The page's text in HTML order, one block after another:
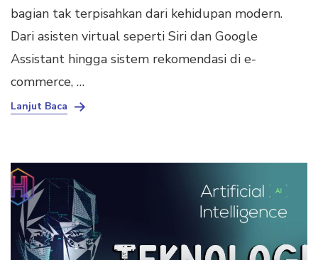
bagian tak terpisahkan dari kehidupan modern.
Dari asisten virtual seperti Siri dan Google
Assistant hingga sistem rekomendasi di e-
commerce, …
Lanjut Baca